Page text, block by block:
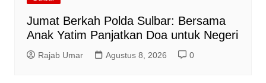
Jumat Berkah Polda Sulbar: Bersama
Anak Yatim Panjatkan Doa untuk Negeri
Rajab Umar Agustus 8, 2026 0